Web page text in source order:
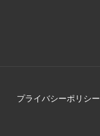
プライバシーポリシー